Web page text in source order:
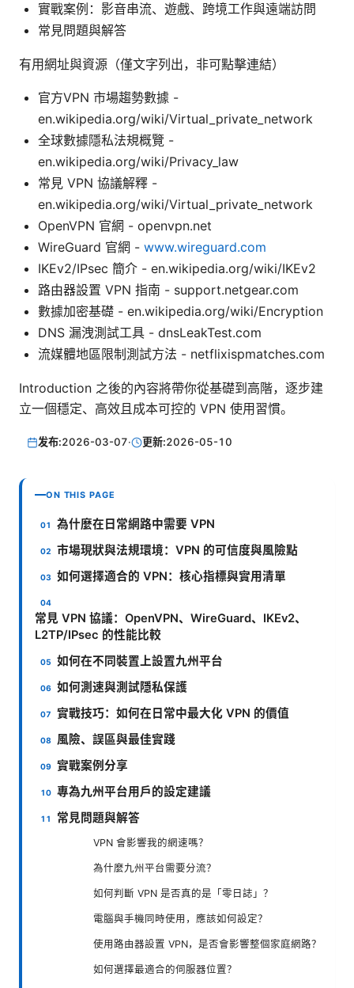
實戰案例：影音串流、遊戲、跨境工作與遠端訪問
常見問題與解答
有用網址與資源（僅文字列出，非可點擊連結）
官方VPN 市場趨勢數據 -
en.wikipedia.org/wiki/Virtual_private_network
全球數據隱私法規概覽 -
en.wikipedia.org/wiki/Privacy_law
常見 VPN 協議解釋 -
en.wikipedia.org/wiki/Virtual_private_network
OpenVPN 官網 - openvpn.net
WireGuard 官網 - www.wireguard.com
IKEv2/IPsec 簡介 - en.wikipedia.org/wiki/IKEv2
路由器設置 VPN 指南 - support.netgear.com
數據加密基礎 - en.wikipedia.org/wiki/Encryption
DNS 漏洩測試工具 - dnsLeakTest.com
流媒體地區限制測試方法 - netflixispmatches.com
Introduction 之後的內容將帶你從基礎到高階，逐步建
立一個穩定、高效且成本可控的 VPN 使用習慣。
发布:2026-03-07· 更新:2026-05-10
ON THIS PAGE
為什麼在日常網路中需要 VPN
市場現狀與法規環境：VPN 的可信度與風險點
如何選擇適合的 VPN：核心指標與實用清單
常見 VPN 協議：OpenVPN、WireGuard、IKEv2、
L2TP/IPsec 的性能比較
如何在不同裝置上設置九州平台
如何測速與測試隱私保護
實戰技巧：如何在日常中最大化 VPN 的價值
風險、誤區與最佳實踐
實戰案例分享
專為九州平台用戶的設定建議
常見問題與解答
VPN 會影響我的網速嗎？
為什麼九州平台需要分流？
如何判斷 VPN 是否真的是「零日誌」？
電腦與手機同時使用，應該如何設定？
使用路由器設置 VPN，是否會影響整個家庭網路？
如何選擇最適合的伺服器位置？